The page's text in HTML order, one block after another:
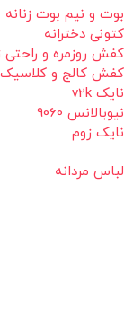
بوت و نیم بوت زنانه
کتونی دخترانه
کفش روزمره و راحتی
کفش کالج و کلاسیک
نایک v2k
نیوبالانس 9060
نایک زوم
لباس مردانه